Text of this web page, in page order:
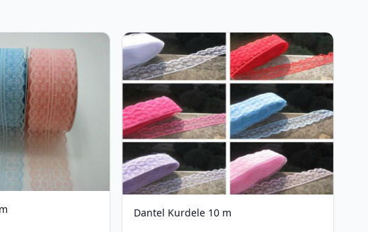
Dantel Kurdele 10 m